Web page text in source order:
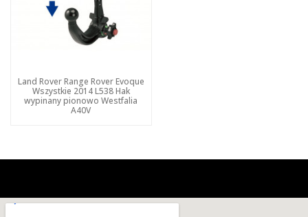
Land Rover Range Rover Evoque
Wszystkie 2014 L538 Hak
wypinany pionowo Westfalia
A40V